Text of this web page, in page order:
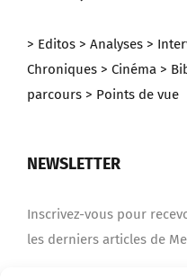
> Editos > Analyses >
Chroniques > Cinéma >
parcours > Points de vue
NEWSLETTER
Inscrivez-vous pour
les derniers articles de